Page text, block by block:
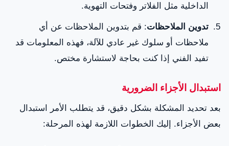
الداخلية مثل الفلاتر وفتحات التهوية.
تدوين الملاحظات: قم بتدوين الملاحظات عن أي
ملاحظات أو سلوك غير عادي للآلة، فهذه المعلومات قد
تفيد الفني إذا كنت بحاجة لاستشارة مختص.
استبدال الأجزاء الضرورية
بعد تحديد المشكلة بشكل دقيق، قد يتطلب الأمر استبدال
بعض الأجزاء. إليك الخطوات اللازمة لهذه المرحلة: